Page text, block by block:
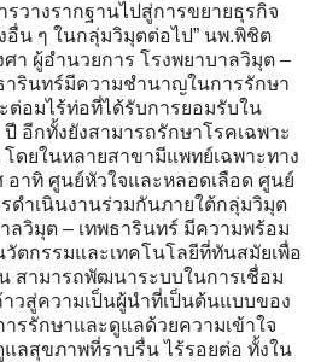
รวางรากฐานไปสู่การขยายธุรกิจ
อื่น ๆ ในกลุ่มวิมุตต่อไป” นพ.พิชิต
า ผู้อำนวยการ โรงพยาบาลวิมุต –
ารินทร์มีความชำนาญในการรักษา
ต่อมไร้ท่อที่ได้รับการยอมรับใน
อีกทั้งยังสามารถรักษาโรคเฉพาะ
ดยในหลายสาขามีแพทย์เฉพาะทาง
อาทิ ศูนย์หัวใจและหลอดเลือด ศูนย์
ดำเนินงานร่วมกันภายใต้กลุ่มวิมุต
ลวิมุต – เทพธารินทร์ มีความพร้อม
ตกรรมและเทคโนโลยีที่ทันสมัยเพื่อ
สามารถพัฒนาระบบในการเชื่อม
วสู่ความเป็นผู้นำที่เป็นต้นแบบของ
รรักษาและดูแลด้วยความเข้าใจ
แลสุขภาพที่ราบรื่น ไร้รอยต่อ ทั้งใน